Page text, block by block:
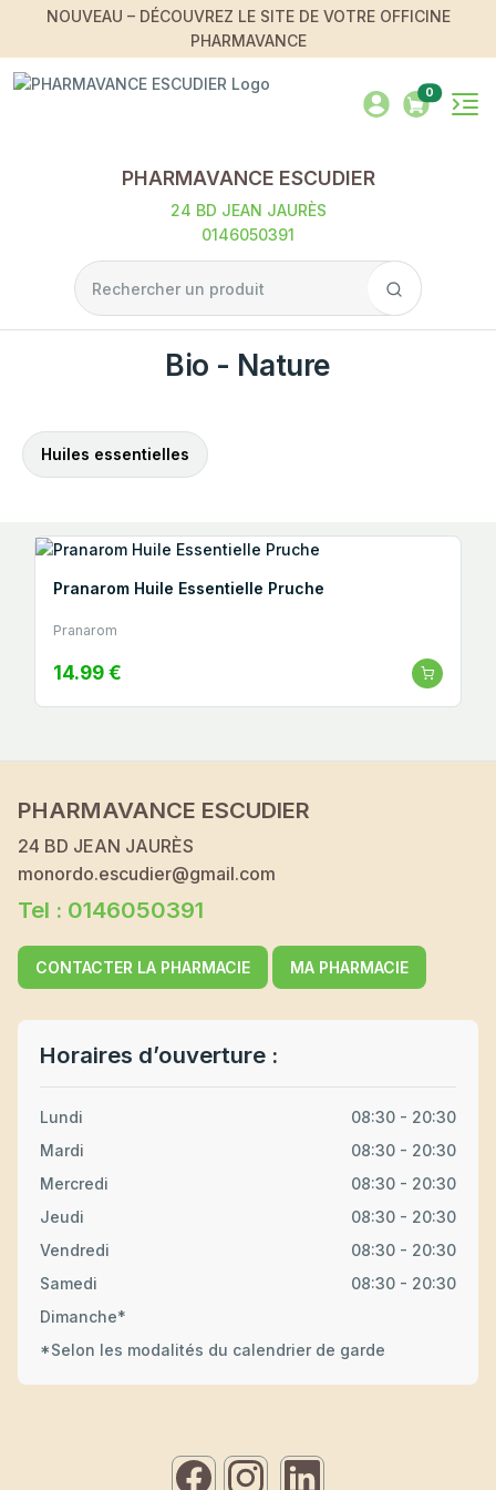
NOUVEAU – DÉCOUVREZ LE SITE DE VOTRE OFFICINE
PHARMAVANCE
0
PHARMAVANCE ESCUDIER
24 BD JEAN JAURÈS
0146050391
Bio - Nature
Huiles essentielles
Pranarom Huile Essentielle Pruche
Pranarom
14.99 €
PHARMAVANCE ESCUDIER
24 BD JEAN JAURÈS
monordo.escudier@gmail.com
Tel : 0146050391
CONTACTER LA PHARMACIE MA PHARMACIE
Horaires d’ouverture :
Lundi
08:30 - 20:30
Mardi
08:30 - 20:30
Mercredi
08:30 - 20:30
Jeudi
08:30 - 20:30
Vendredi
08:30 - 20:30
Samedi
08:30 - 20:30
Dimanche*
*Selon les modalités du calendrier de garde